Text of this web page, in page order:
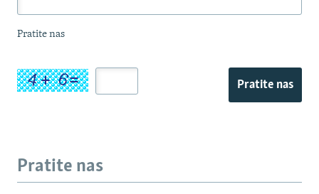
Pratite nas
Pratite nas
Pratite nas